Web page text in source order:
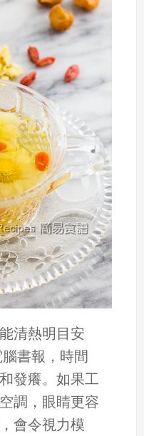
清熱明目安
書報，時間
發癢。如果工
調，眼睛更容
會令視力模